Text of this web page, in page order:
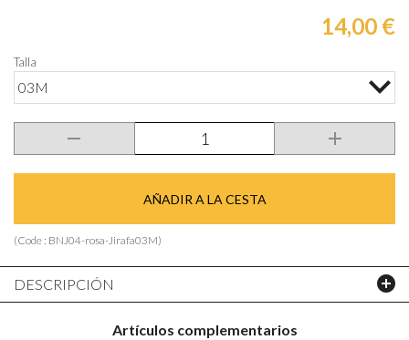
14,00 €
Talla
03M
AÑADIR A LA CESTA
(Code : BNJ04-rosa-Jirafa03M)
DESCRIPCIÓN
Artículos complementarios